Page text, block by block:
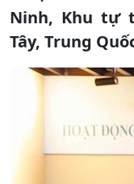
Ninh, Khu tự
Tây, Trung